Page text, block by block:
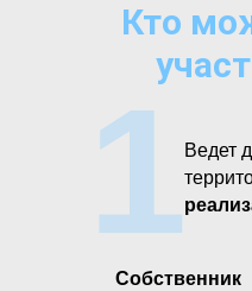
Кто
Собственник
1Ведет